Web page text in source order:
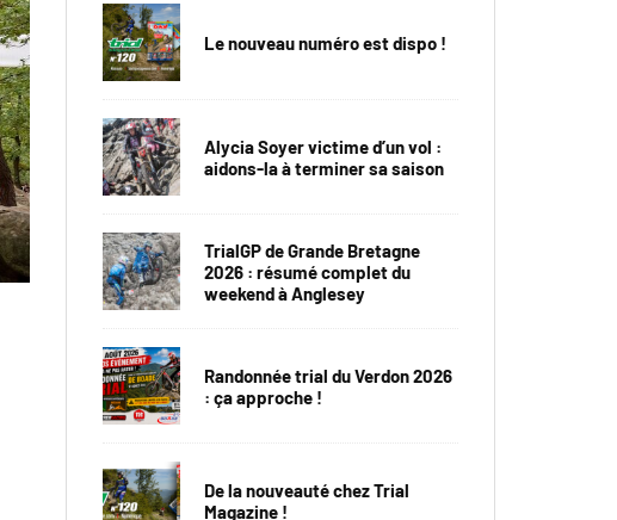
Le nouveau numéro est dispo !
Alycia Soyer victime d’un vol :
aidons-la à terminer sa saison
TrialGP de Grande Bretagne
2026 : résumé complet du
weekend à Anglesey
Randonnée trial du Verdon 2026
: ça approche !
De la nouveauté chez Trial
Magazine !